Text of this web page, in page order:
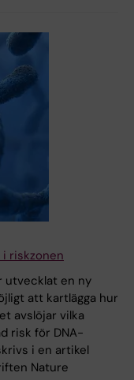
i riskzonen
utvecklat en ny
att kartlägga hur
avslöjar vilka
risk för DNA-
i en artikel
Nature